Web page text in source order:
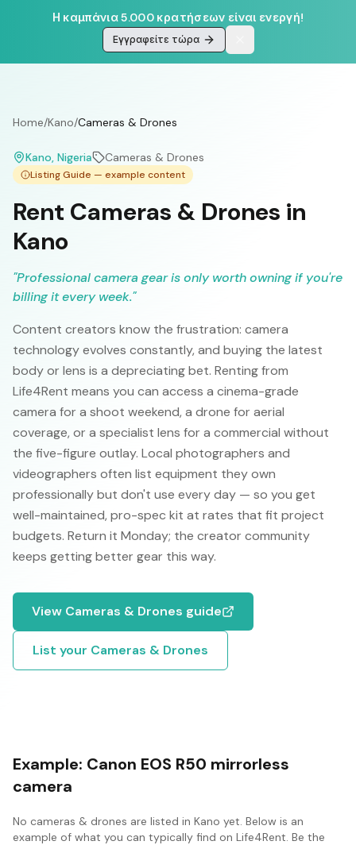
Η καμπάνια 5.000 κρατήσεων είναι ενεργή!
Εγγραφείτε τώρα
Home/Kano/Cameras & Drones
Kano, Nigeria Cameras & Drones
Listing Guide — example content
Rent Cameras & Drones in
Kano
"Professional camera gear is only worth owning if you're
billing it every week."
Content creators know the frustration: camera
technology evolves constantly, and buying the latest
body or lens is a depreciating bet. Renting from
Life4Rent means you can access a cinema-grade
camera for a shoot weekend, a drone for aerial
coverage, or a specialist lens for a commercial without
the five-figure outlay. Local photographers and
videographers often list equipment they own
professionally but don't use every day — so you get
well-maintained, pro-spec kit at rates that fit project
budgets. Return it Monday; the creator community
keeps getting better gear this way.
View Cameras & Drones guide
List your Cameras & Drones
Example: Canon EOS R50 mirrorless
camera
No cameras & drones are listed in Kano yet. Below is an
example of what you can typically find on Life4Rent. Be the